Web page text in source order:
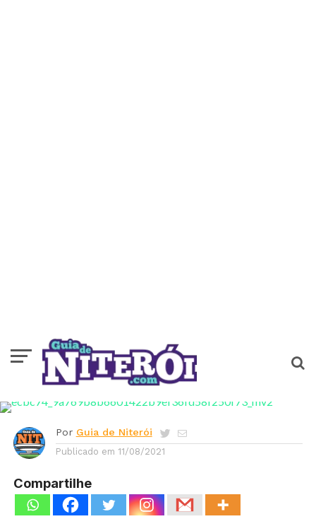
Covid: ocupação de UTI’s
cresce 12% em 10 dias em
Niterói
Por Guia de Niterói
Publicado em 11/08/2021
Compartilhe